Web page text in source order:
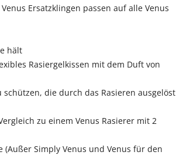
Ersatzklingen passen auf alle Venus
hält
Rasiergelkissen mit dem Duft von
die durch das Rasieren ausgelöst
zu einem Venus Rasierer mit 2
Simply Venus und Venus für den